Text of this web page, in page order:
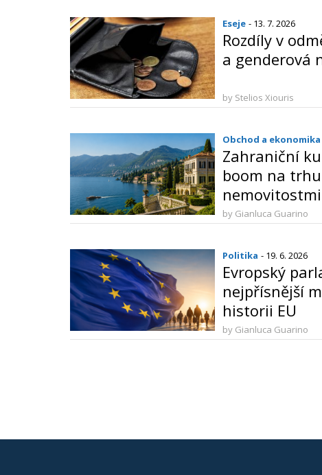
Eseje - 13. 7. 2026
Rozdíly v
a genderová
by Stelios Xiouris
Obchod a ekonomika
Zahraniční
boom na
2026
by Gianluca Guarino
Politika - 19. 6. 2026
Evropský
nejpřísnější
historii EU
by Gianluca Guarino